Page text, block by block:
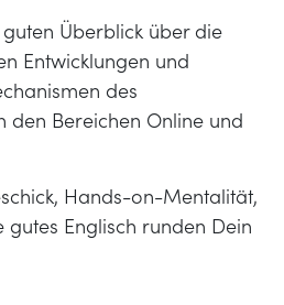
Überblick über die
Entwicklungen und
des
den Bereichen Online und
Hands-on-Mentalität,
gutes Englisch runden Dein